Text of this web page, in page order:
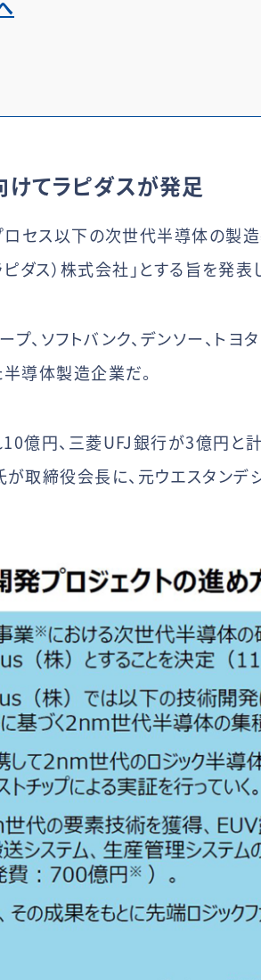
てラピダスが発足
セス以下の次世代半導体の製
ダス）株式会社」とする旨を発表
プ、ソフトバンク、デンソー、ト
導体製造企業だ。
億円、三菱UFJ銀行が3億円と
取締役会長に、元ウエスタン